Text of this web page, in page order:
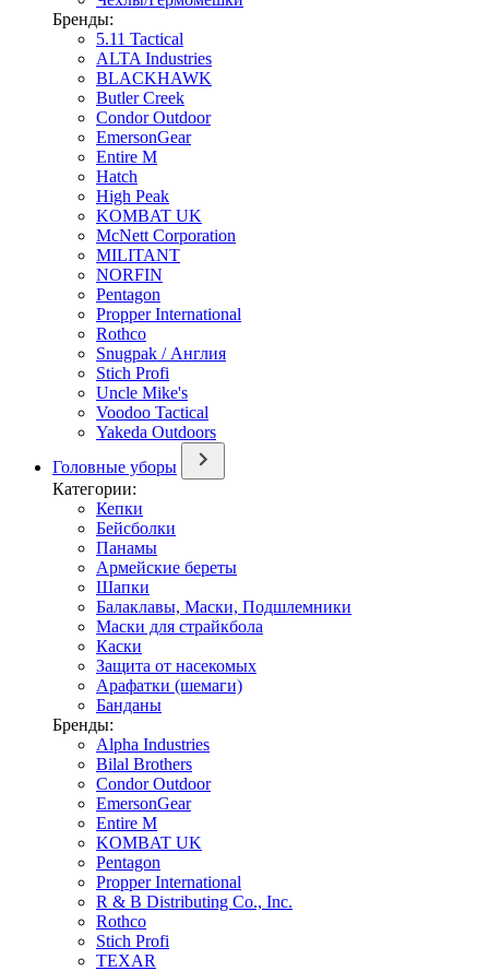
Бренды:
5.11 Tactical
ALTA Industries
BLACKHAWK
Butler Creek
Condor Outdoor
EmersonGear
Entire M
Hatch
High Peak
KOMBAT UK
McNett Corporation
MILITANT
NORFIN
Pentagon
Propper International
Rothco
Snugpak / Англия
Stich Profi
Uncle Mike's
Voodoo Tactical
Yakeda Outdoors
Головные уборы
Категории:
Кепки
Бейсболки
Панамы
Армейские береты
Шапки
Балаклавы, Маски, Подшлемники
Маски для страйкбола
Каски
Защита от насекомых
Арафатки (шемаги)
Банданы
Бренды:
Alpha Industries
Bilal Brothers
Condor Outdoor
EmersonGear
Entire M
KOMBAT UK
Pentagon
Propper International
R & B Distributing Co., Inc.
Rothco
Stich Profi
TEXAR